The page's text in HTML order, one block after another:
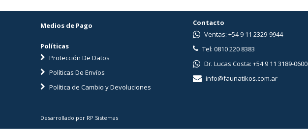
Medios de Pago
Políticas
Protección De Datos
Políticas De Envíos
Política de Cambio y Devoluciones
Desarrollado por RP Sistemas
Contacto
Ventas: +54 9 11 2329-9944
Tel: 0810 220 8383
Dr. Lucas Costa: +54 9 11 3189-0600
info@faunatikos.com.ar